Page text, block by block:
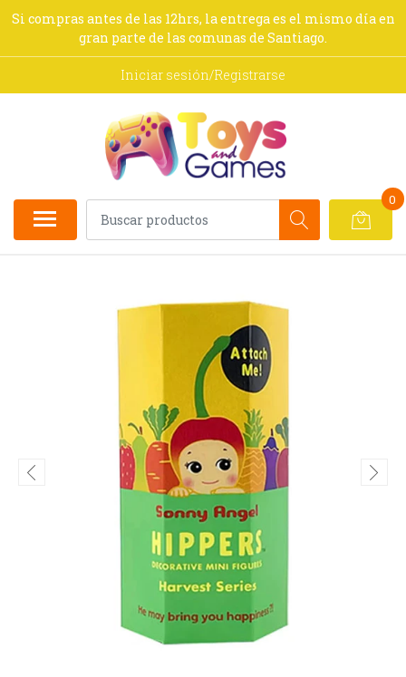
Si compras antes de las 12hrs, la entrega es el mismo día en
gran parte de las comunas de Santiago.
Iniciar sesión/Registrarse
0